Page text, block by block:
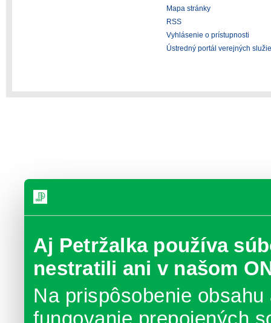
Aj Petržalka používa
nestratili ani v našom
Na prispôsobenie
Mapa stránky
RSS
Vyhlásenie o prístupnosti
Ústredný portál verejných